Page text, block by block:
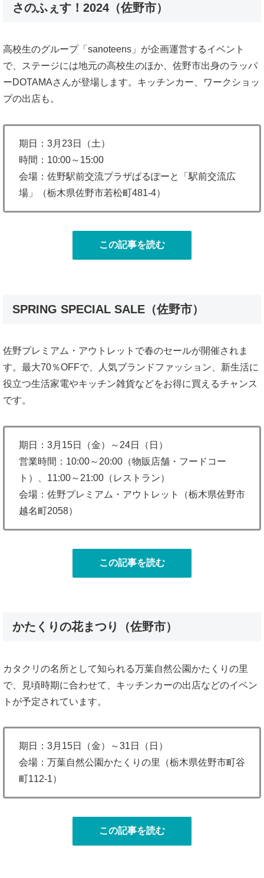
さのふぇす！2024（佐野市）
高校生のグループ「sanoteens」が企画運営するイベント
で、ステージには地元の高校生のほか、佐野市出身のラッパ
ーDOTAMAさんが登場します。キッチンカー、ワークショッ
プの出店も。
期日：3月23日（土）
時間：10:00～15:00
会場：佐野駅前交流プラザぱるぽーと「駅前交流広
場」（栃木県佐野市若松町481-4）
この記事を読む
SPRING SPECIAL SALE（佐野市）
佐野プレミアム・アウトレットで春のセールが開催されま
す。最大70％OFFで、人気ブランドファッション、新生活に
役立つ生活家電やキッチン雑貨などをお得に買えるチャンス
です。
期日：3月15日（金）～24日（日）
営業時間：10:00～20:00（物販店舗・フードコー
ト）、11:00～21:00（レストラン）
会場：佐野プレミアム・アウトレット（栃木県佐野市
越名町2058）
この記事を読む
かたくりの花まつり（佐野市）
カタクリの名所として知られる万葉自然公園かたくりの里
で、見頃時期に合わせて、キッチンカーの出店などのイベン
トが予定されています。
期日：3月15日（金）～31日（日）
会場：万葉自然公園かたくりの里（栃木県佐野市町谷
町112-1）
この記事を読む